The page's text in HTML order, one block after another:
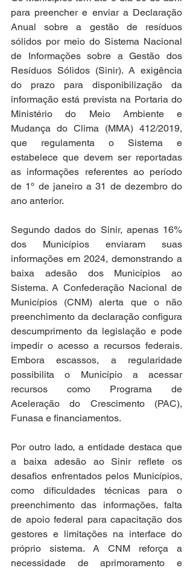
para preencher e enviar a Declaração
Anual sobre a gestão de resíduos
sólidos por meio do Sistema Nacional
de Informações sobre a Gestão dos
Resíduos Sólidos (Sinir). A exigência
do prazo para disponibilização da
informação está prevista na Portaria do
Ministério do Meio Ambiente e
Mudança do Clima (MMA) 412/2019,
que regulamenta o Sistema e
estabelece que devem ser reportadas
as informações referentes ao período
de 1º de janeiro a 31 de dezembro do
ano anterior.
Segundo dados do Sinir, apenas 16%
dos Municípios enviaram suas
informações em 2024, demonstrando a
baixa adesão dos Municípios ao
Sistema. A Confederação Nacional de
Municípios (CNM) alerta que o não
preenchimento da declaração configura
descumprimento da legislação e pode
impedir o acesso a recursos federais.
Embora escassos, a regularidade
possibilita o Município a acessar
recursos como Programa de
Aceleração do Crescimento (PAC),
Funasa e financiamentos.
Por outro lado, a entidade destaca que
a baixa adesão ao Sinir reflete os
desafios enfrentados pelos Municípios,
como dificuldades técnicas para o
preenchimento das informações, falta
de apoio federal para capacitação dos
gestores e limitações na interface do
próprio sistema. A CNM reforça a
necessidade de aprimoramento e